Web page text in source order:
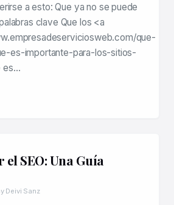
a esto: Que ya no se puede
clave Que los <a
que-
es-importante-para-los-sitios-
es…
SEO: Una Guía
Deivi Sanz